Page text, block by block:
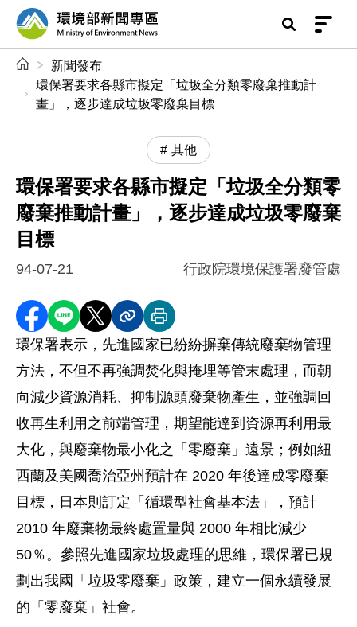
前往中央內容區塊
環境部新聞專區
新聞發布
環保署要求各縣市擬定「垃圾全分類零廢棄推動計
畫」，逐步達成垃圾零廢棄目標
其他
環保署要求各縣市擬定「垃圾全分類零
廢棄推動計畫」，逐步達成垃圾零廢棄
目標
94-07-21 行政院環境保護署廢管處
分享至 Facebook
分享到 LINE
分享到 X分享內容連結
列印本頁
環保署表示，先進國家已紛紛摒棄傳統廢棄物管理
方法，不但不再強調焚化與掩埋等管末處理，而朝
向減少資源消耗、抑制源頭廢棄物產生，並強調回
收再生利用之前端管理，期望能達到資源再利用最
大化，與廢棄物最小化之「零廢棄」遠景；例如紐
西蘭及美國喬治亞州預計在 2020 年後達成零廢棄
目標，日本則訂定「循環型社會基本法」，預計
2010 年廢棄物最終處置量與 2000 年相比減少
50％。參照先進國家垃圾處理的思維，環保署已規
劃出我國「垃圾零廢棄」政策，建立一個永續發展
的「零廢棄」社會。